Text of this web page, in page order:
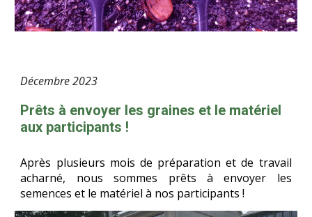
Décembre2023
Prêts à envoyer les graines et le matériel
aux participants !
Après plusieurs mois de préparation et de travail
acharné, nous sommes prêts à envoyer les
semences et le matériel à nos participants !